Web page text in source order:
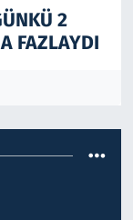
2
FAZLAYDI